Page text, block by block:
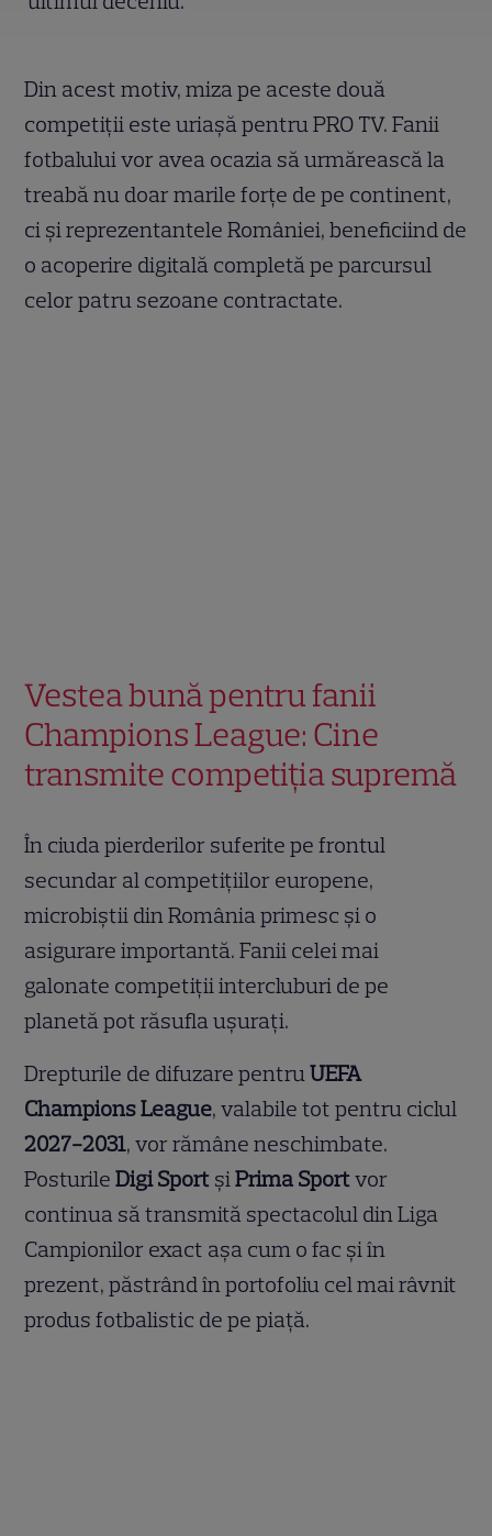
Din acest motiv, miza pe aceste două
competiții este uriașă pentru PRO TV. Fanii
fotbalului vor avea ocazia să urmărească la
treabă nu doar marile forțe de pe continent,
ci și reprezentantele României, beneficiind de
o acoperire digitală completă pe parcursul
celor patru sezoane contractate.
Vestea bună pentru fanii
Champions League: Cine
transmite competiția supremă
În ciuda pierderilor suferite pe frontul
secundar al competițiilor europene,
microbiștii din România primesc și o
asigurare importantă. Fanii celei mai
galonate competiții intercluburi de pe
planetă pot răsufla ușurați.
Drepturile de difuzare pentruUEFA
Champions League, valabile tot pentru ciclul
2027-2031, vor rămâne neschimbate.
PosturileDigi Sport șiPrima Sportvor
continua să transmită spectacolul din Liga
Campionilor exact așa cum o fac și în
prezent, păstrând în portofoliu cel mai râvnit
produs fotbalistic de pe piață.